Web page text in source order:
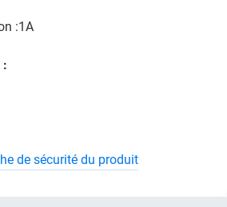
:1A
:
de sécurité du produit